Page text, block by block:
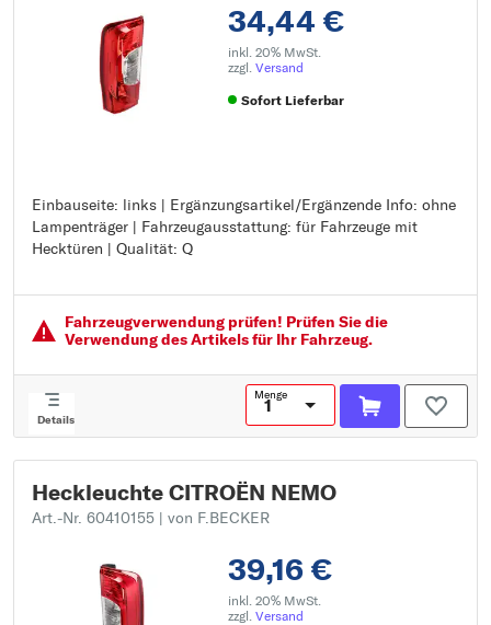
34,44 €
inkl. 20% MwSt.
zzgl. Versand
Sofort Lieferbar
Einbauseite: links | Ergänzungsartikel/Ergänzende Info: ohne
Lampenträger | Fahrzeugausstattung: für Fahrzeuge mit
Hecktüren | Qualität: Q
Einbauseite: links
Ergänzungsartikel/Ergänzende Info: ohne Lampenträger
Fahrzeugausstattung: für Fahrzeuge mit Hecktüren
Fahrzeugver­wendung prüfen! Prüfen Sie die
Verwendung des Artikels für Ihr Fahrzeug.
Details
Menge
Heckleuchte CITROËN NEMO
Art.-Nr. 60410155 | von F.BECKER
39,16 €
inkl. 20% MwSt.
zzgl. Versand